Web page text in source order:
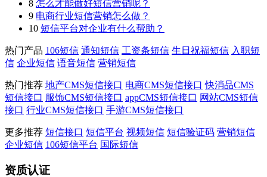
8 怎么才能做好短信营销呢？
9 电商行业短信营销怎么做？
10 短信平台对企业有什么帮助？
热门产品 106短信 通知短信 工资条短信 生日祝福短信 入职短
信 企业短信 语音短信 营销短信
热门推荐 地产CMS短信接口 电商CMS短信接口 快消品CMS
短信接口 服饰CMS短信接口 appCMS短信接口 网站CMS短信
接口 行业CMS短信接口 手游CMS短信接口
更多推荐 短信接口 短信平台 视频短信 短信验证码 营销短信
企业短信 106短信平台 国际短信
资质认证